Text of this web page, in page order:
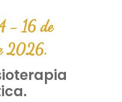
- 16 de
2026.